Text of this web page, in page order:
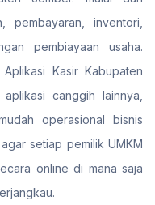
pembayaran, inventori,
pembiayaan usaha.
Kasir Kabupaten
canggih lainnya,
operasional bisnis
setiap pemilik UMKM
online di mana saja